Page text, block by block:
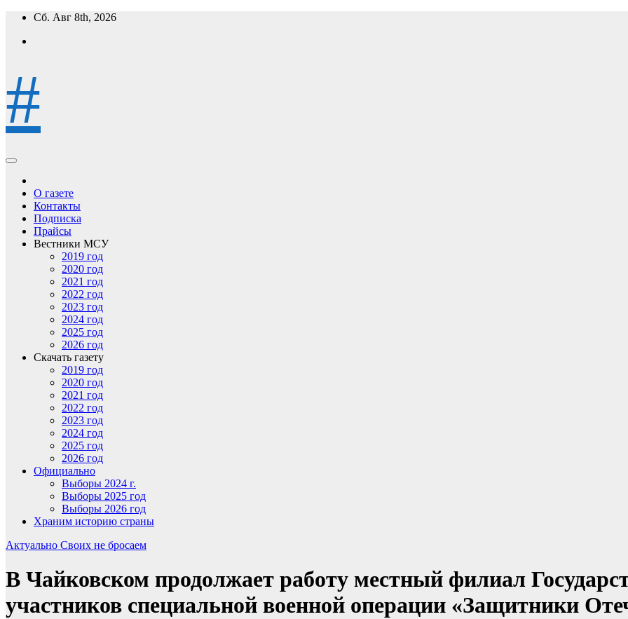
Перейти
содержимому
Сб. Авг 8th, 2026
#
О газете
Контакты
Подписка
Прайсы
Вестники МСУ
2019 год
2020 год
2021 год
2022 год
2023 год
2024 год
2025 год
2026 год
Скачать газету
2019 год
2020 год
2021 год
2022 год
2023 год
2024 год
2025 год
2026 год
Официально
Выборы 2024 г.
Выборы 2025 год
Выборы 2026 год
Храним историю страны
Актуально Своих не бросаем
В Чайковском продолжает работу местный филиал
участников специальной военной операции «Защитники